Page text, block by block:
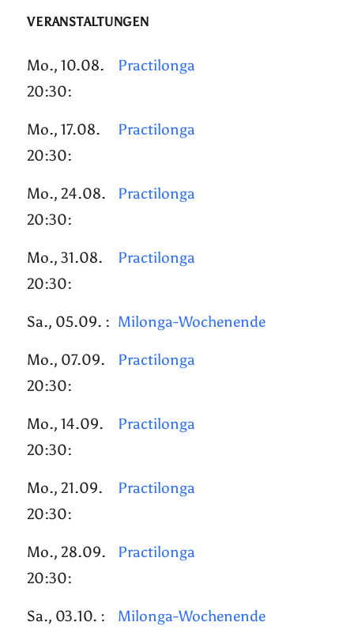
VERANSTALTUNGEN
Mo., 10.08.
20:30:
Practilonga
Mo., 17.08.
20:30:
Practilonga
Mo., 24.08.
20:30:
Practilonga
Mo., 31.08.
20:30:
Practilonga
Sa., 05.09. : Milonga-Wochenende
Mo., 07.09.
20:30:
Practilonga
Mo., 14.09.
20:30:
Practilonga
Mo., 21.09.
20:30:
Practilonga
Mo., 28.09.
20:30:
Practilonga
Sa., 03.10. : Milonga-Wochenende